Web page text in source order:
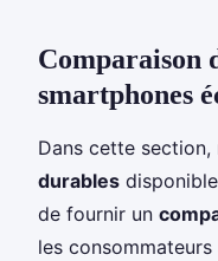
Comparaison
smartphones
Dans cette section,
durables
de fournir un
les